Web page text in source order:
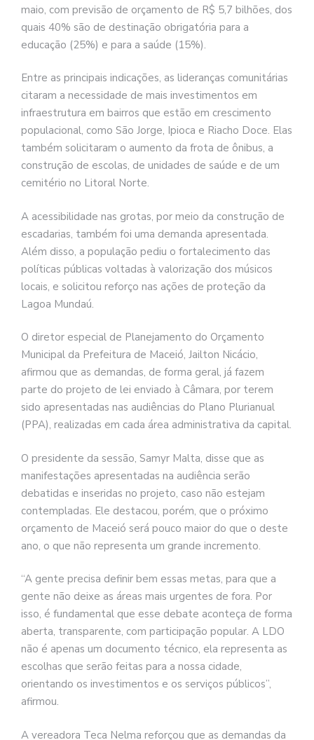
maio, com previsão de orçamento de R$ 5,7 bilhões, dos
quais 40% são de destinação obrigatória para a
educação (25%) e para a saúde (15%).
Entre as principais indicações, as lideranças comunitárias
citaram a necessidade de mais investimentos em
infraestrutura em bairros que estão em crescimento
populacional, como São Jorge, Ipioca e Riacho Doce. Elas
também solicitaram o aumento da frota de ônibus, a
construção de escolas, de unidades de saúde e de um
cemitério no Litoral Norte.
A acessibilidade nas grotas, por meio da construção de
escadarias, também foi uma demanda apresentada.
Além disso, a população pediu o fortalecimento das
políticas públicas voltadas à valorização dos músicos
locais, e solicitou reforço nas ações de proteção da
Lagoa Mundaú.
O diretor especial de Planejamento do Orçamento
Municipal da Prefeitura de Maceió, Jailton Nicácio,
afirmou que as demandas, de forma geral, já fazem
parte do projeto de lei enviado à Câmara, por terem
sido apresentadas nas audiências do Plano Plurianual
(PPA), realizadas em cada área administrativa da capital.
O presidente da sessão, Samyr Malta, disse que as
manifestações apresentadas na audiência serão
debatidas e inseridas no projeto, caso não estejam
contempladas. Ele destacou, porém, que o próximo
orçamento de Maceió será pouco maior do que o deste
ano, o que não representa um grande incremento.
“A gente precisa definir bem essas metas, para que a
gente não deixe as áreas mais urgentes de fora. Por
isso, é fundamental que esse debate aconteça de forma
aberta, transparente, com participação popular. A LDO
não é apenas um documento técnico, ela representa as
escolhas que serão feitas para a nossa cidade,
orientando os investimentos e os serviços públicos”,
afirmou.
A vereadora Teca Nelma reforçou que as demandas da